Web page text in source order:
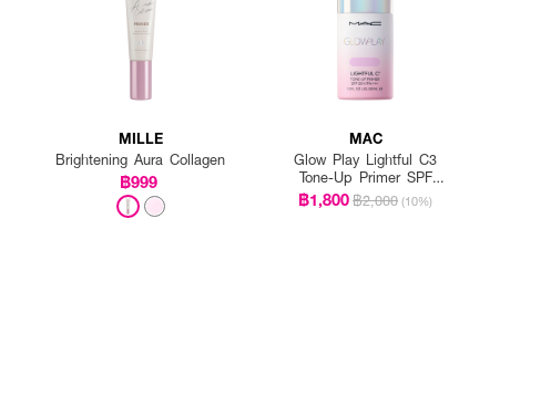
MILLE
Brightening Aura Collagen
฿999
MAC
Glow Play Lightful C3
Tone-Up Primer SPF
50+/PA+++
฿1,800฿2,000 (10%)